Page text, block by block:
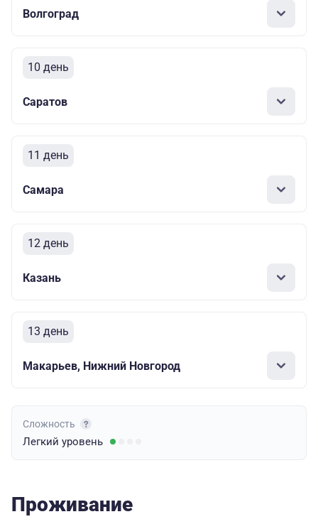
Волгоград
10 день
Саратов
11 день
Самара
12 день
Казань
13 день
Макарьев, Нижний Новгород
Сложность
Легкий уровень
Проживание